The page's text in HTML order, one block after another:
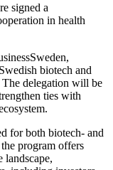
signed a
in health
biotech and
The delegation will be
ties with
for both biotech- and
program offers
landscape,